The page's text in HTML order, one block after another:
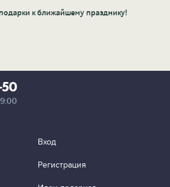
к ближайшему празднику!
50
Вход
Регистрация